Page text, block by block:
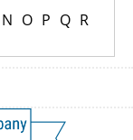
N O P Q R